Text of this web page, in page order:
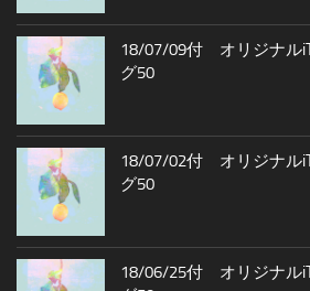
18/07/09付 オリジナル
グ50
18/07/02付 オリジナル
グ50
18/06/25付 オリジナル